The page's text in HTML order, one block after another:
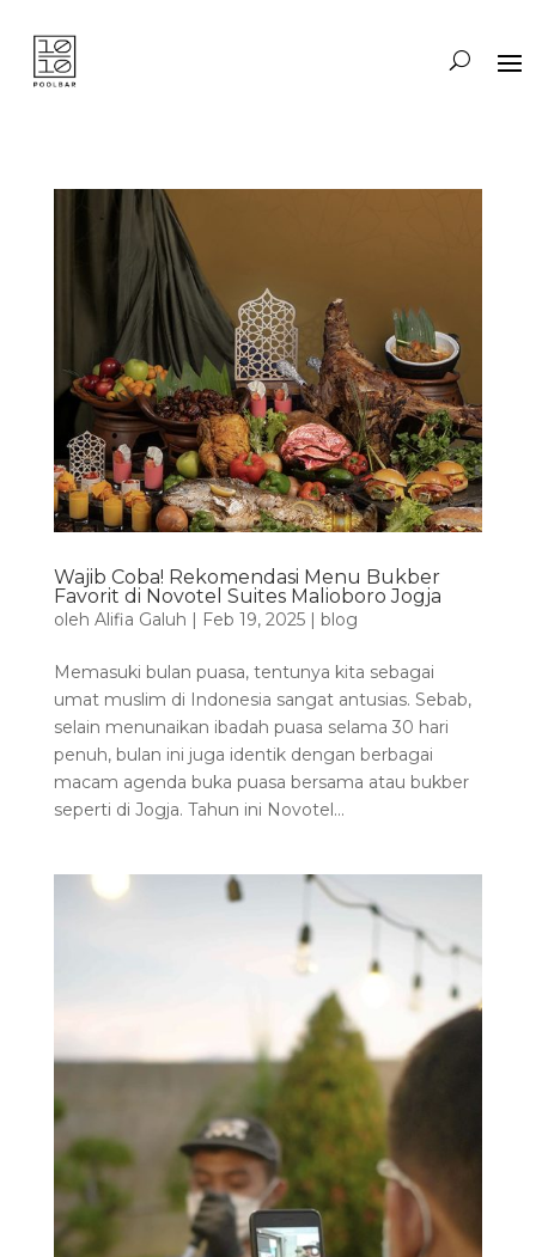
Wajib Coba! Rekomendasi Menu Bukber
Favorit di Novotel Suites Malioboro Jogja
oleh Alifia Galuh | Feb 19, 2025| blog
Memasuki bulan puasa, tentunya kita sebagai
umat muslim di Indonesia sangat antusias. Sebab,
selain menunaikan ibadah puasa selama 30 hari
penuh, bulan ini juga identik dengan berbagai
macam agenda buka puasa bersama atau bukber
seperti di Jogja. Tahun ini Novotel...